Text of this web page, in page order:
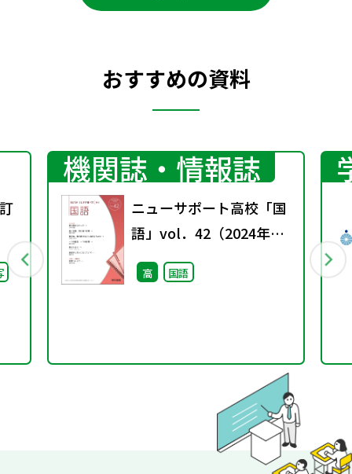
おすすめの資料
機関誌・情報誌
ニューサポート高校「国
語」vol．42（2024年秋
号）
高 国語